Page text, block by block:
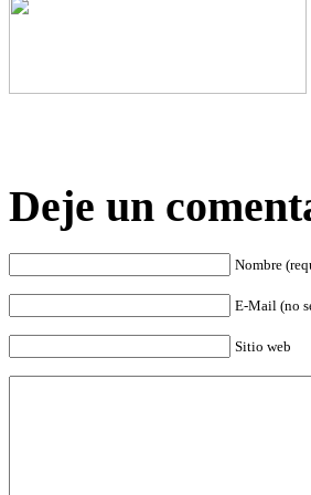
Deje un
Nombre
E-Mail (no
Sitio web